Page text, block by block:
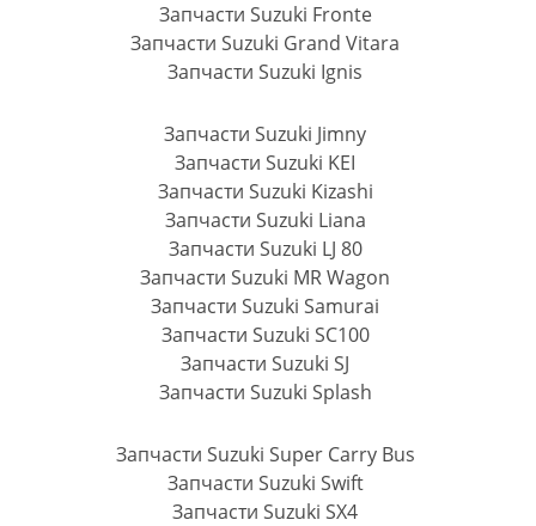
Запчасти Suzuki Fronte
Запчасти Suzuki Grand Vitara
Запчасти Suzuki Ignis
Запчасти Suzuki Jimny
Запчасти Suzuki KEI
Запчасти Suzuki Kizashi
Запчасти Suzuki Liana
Запчасти Suzuki LJ 80
Запчасти Suzuki MR Wagon
Запчасти Suzuki Samurai
Запчасти Suzuki SC100
Запчасти Suzuki SJ
Запчасти Suzuki Splash
Запчасти Suzuki Super Carry Bus
Запчасти Suzuki Swift
Запчасти Suzuki SX4